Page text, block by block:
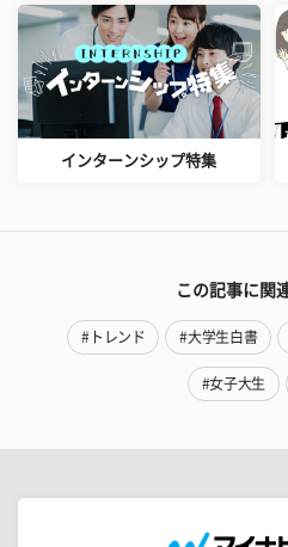
インターンシップ特集
この記事に関
#トレンド #大学生白書
#女子大生